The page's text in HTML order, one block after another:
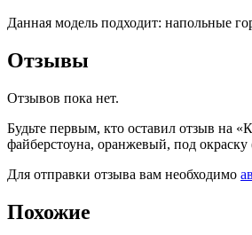
Данная модель подходит: напольные
Отзывы
Отзывов пока нет.
Будьте первым, кто оставил отзыв на
файберстоуна, оранжевый, под
Для отправки отзыва вам необходимо
Похожие